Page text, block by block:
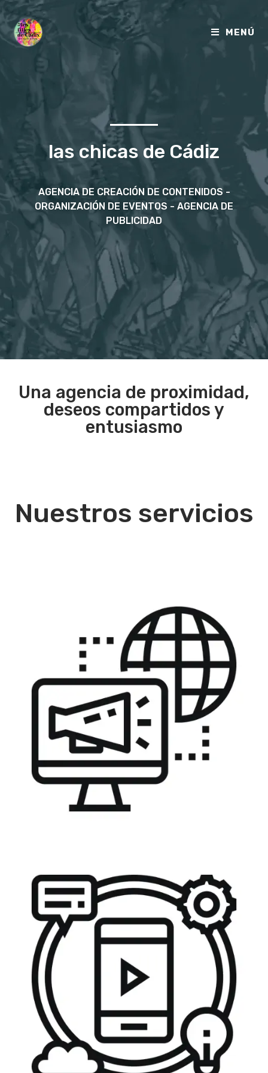
MENÚ
las chicas de Cádiz
AGENCIA DE CREACIÓN DE CONTENIDOS -
ORGANIZACIÓN DE EVENTOS - AGENCIA DE
PUBLICIDAD
Una agencia de proximidad,
deseos compartidos y
entusiasmo
Nuestros servicios